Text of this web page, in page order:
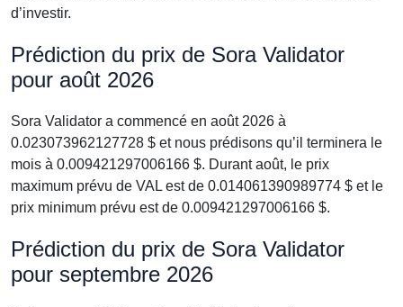
d’investir.
Prédiction du prix de Sora Validator
pour août 2026
Sora Validator a commencé en août 2026 à
0.023073962127728 $ et nous prédisons qu’il terminera le
mois à 0.009421297006166 $. Durant août, le prix
maximum prévu de VAL est de 0.014061390989774 $ et le
prix minimum prévu est de 0.009421297006166 $.
Prédiction du prix de Sora Validator
pour septembre 2026